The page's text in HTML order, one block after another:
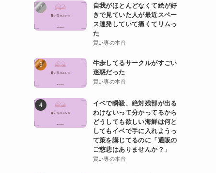
自我がほとんどなくて絵が好
きで見ていた人が最近スペー
ス連発していて痛くてリムっ
た
買い専の本音
牛歩してるサークルがすごい
迷惑だった
買い専の本音
イベで瞬殺、絶対残部が出る
わけないって分かってるから
どうしても欲しい海鮮は何と
してもイベで手に入れようっ
て策を講じてるのに「通販の
ご慈悲はありませんか？」
買い専の本音